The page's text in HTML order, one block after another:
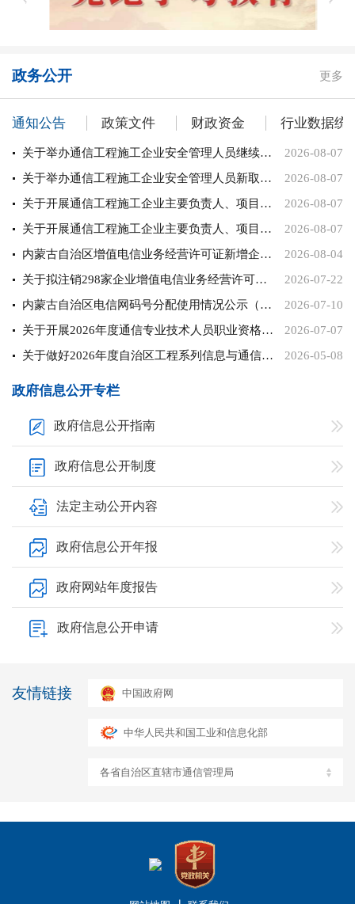
政务公开 更多
通知公告 政策文件 财政资金 行业数据统
2026-08-07
关于举办通信工程施工企业安全管理人员继续教育培训的通知
2026-08-07
关于举办通信工程施工企业安全管理人员新取证培训的通知
2026-08-07
关于开展通信工程施工企业主要负责人、项目负责人和专职安全生产管理人员安全生产考核继续教育考试的通知
2026-08-07
关于开展通信工程施工企业主要负责人、项目负责人和专职安全生产管理人员安全生产考核新取证考试的通知
2026-08-04
内蒙古自治区增值电信业务经营许可证新增企业信息表（2025年1月-2026年6月）
2026-07-22
关于拟注销298家企业增值电信业务经营许可证的公示
2026-07-10
内蒙古自治区电信网码号分配使用情况公示（2026年第一、二季度）
2026-07-07
关于开展2026年度通信专业技术人员职业资格考试工作的通知
2026-05-08
关于做好2026年度自治区工程系列信息与通信专业高级职称评审工作的通知
政府信息公开专栏
政府信息公开指南
政府信息公开制度
法定主动公开内容
政府信息公开年报
政府网站年度报告
政府信息公开申请
友情链接 中国政府网
中华人民共和国工业和信息化部
各省自治区直辖市通信管理局